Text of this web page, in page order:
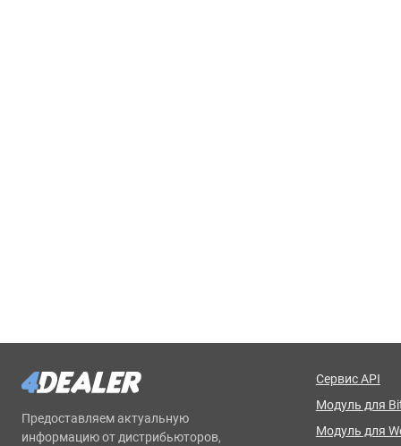
Предоставляем актуальную
информацию от дистрибьюторов,
Сервис API
Модуль для
Модуль для